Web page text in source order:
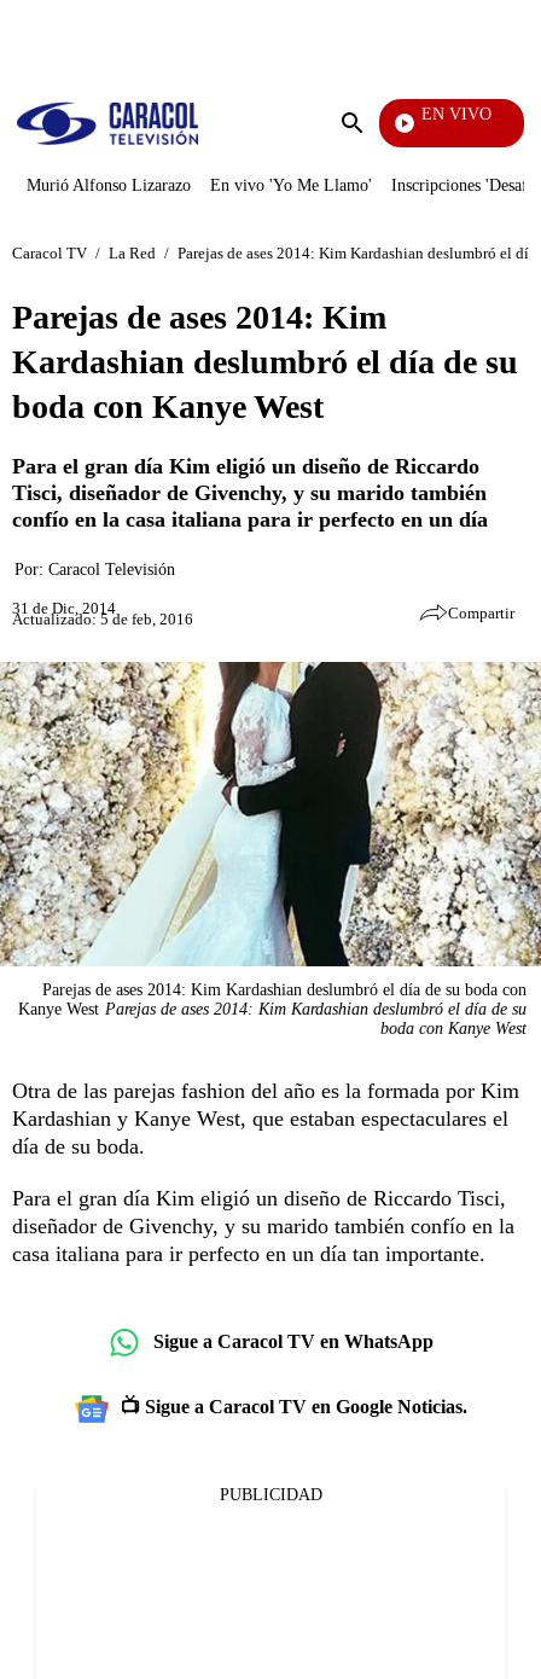
Enviar
EN VIVO
Día
Murió Alfonso Lizarazo En vivo 'Yo Me Llamo' Inscripciones
Caracol TV / La Red / Parejas de ases 2014: Kim Kardashian deslumbró el
Parejas de ases 2014: Kim
Kardashian deslumbró el día de su
boda con Kanye West
Para el gran día Kim eligió un diseño de Riccardo
Tisci, diseñador de Givenchy, y su marido también
confío en la casa italiana para ir perfecto en un día
Por: Caracol Televisión
31 de Dic, 2014
Actualizado: 5 de feb, 2016 Compartir
Parejas de ases 2014: Kim Kardashian deslumbró el día de su boda con
Kanye West Parejas de ases 2014: Kim Kardashian deslumbró el día de su
boda con Kanye West
Otra de las parejas fashion del año es la formada por Kim
Kardashian y Kanye West, que estaban espectaculares el
día de su boda.
Para el gran día Kim eligió un diseño de Riccardo Tisci,
diseñador de Givenchy, y su marido también confío en la
casa italiana para ir perfecto en un día tan importante.
Sigue a Caracol TV en WhatsApp
📺 Sigue a Caracol TV en Google Noticias.
PUBLICIDAD